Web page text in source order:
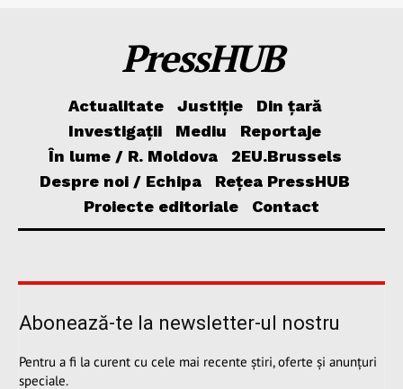
PressHUB
Actualitate Justiție
Din țară
Investigații
Mediu
Reportaje
În lume / R. Moldova
2EU.Brussels
Despre noi / Echipa
Rețea PressHUB
Proiecte editoriale
Contact
Abonează-te la newsletter-ul nostru
Pentru a fi la curent cu cele mai recente știri, oferte și anunțuri
speciale.